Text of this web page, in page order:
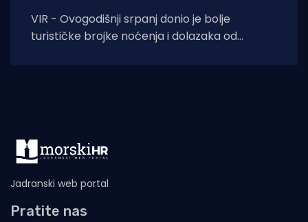
VIR - Ovogodišnji srpanj donio je bolje
turističke brojke noćenja i dolazaka od
Jadranski web portal
Pratite nas